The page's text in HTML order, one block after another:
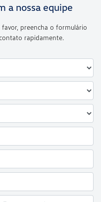
a nossa equipe
preencha o formulário
rapidamente.